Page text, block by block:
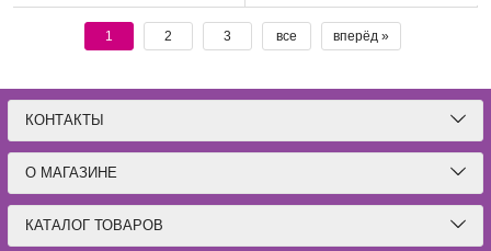
1 2 3 все вперёд »
КОНТАКТЫ
О МАГАЗИНЕ
КАТАЛОГ ТОВАРОВ